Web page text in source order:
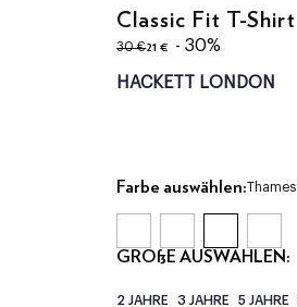
Classic Fit T-
30 €
ursprünglicher Preis
21 €
aktueller Preis 21 €
- 30%
HACKETT LONDON
Farbe auswählen:
GRÖßE AUSWÄHLEN:
2 JAHRE 3 JAHRE 5 JAHRE